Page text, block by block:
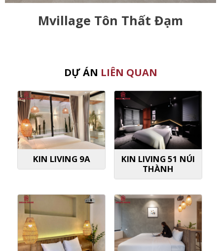
Mvillage Tôn Thất Đạm
DỰ ÁN LIÊN QUAN
KIN LIVING 9A
KIN LIVING 51 NÚI
THÀNH